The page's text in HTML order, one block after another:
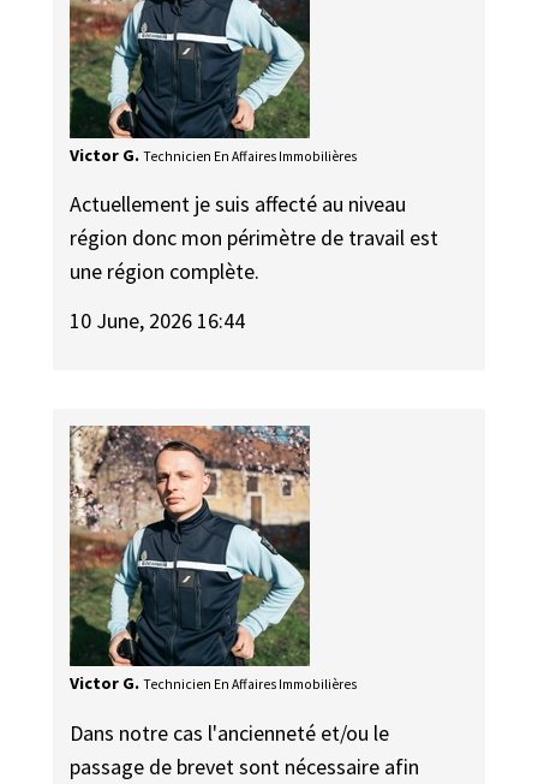
Victor G. Technicien En Affaires Immobilières
Actuellement je suis affecté au niveau
région donc mon périmètre de travail est
une région complète.
10 June, 2026 16:44
Victor G. Technicien En Affaires Immobilières
Dans notre cas l'ancienneté et/ou le
passage de brevet sont nécessaire afin